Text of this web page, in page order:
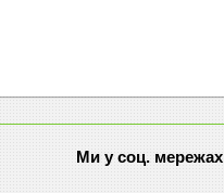
Ми у соц. мережах